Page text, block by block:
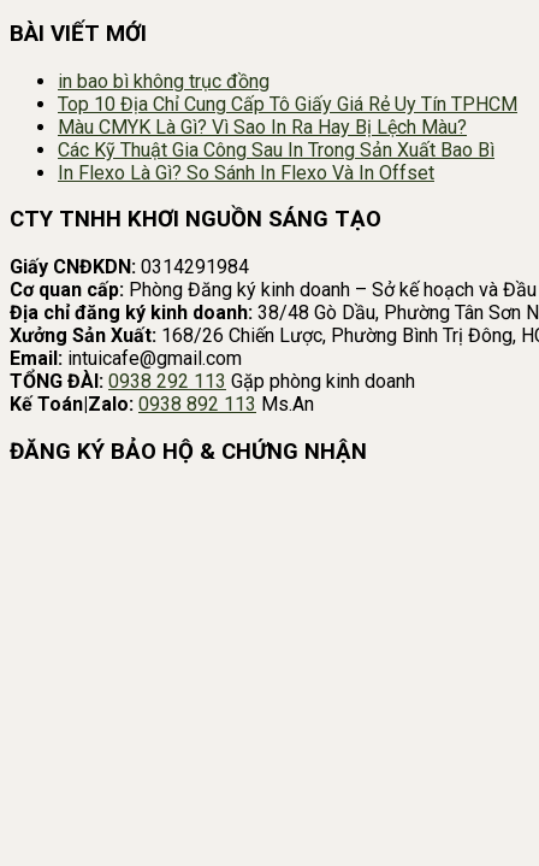
BÀI VIẾT MỚI
in bao bì không trục đồng
Top 10 Địa Chỉ Cung Cấp Tô Giấy Giá Rẻ Uy Tín TPHCM
Màu CMYK Là Gì? Vì Sao In Ra Hay Bị Lệch Màu?
Các Kỹ Thuật Gia Công Sau In Trong Sản Xuất Bao Bì
In Flexo Là Gì? So Sánh In Flexo Và In Offset
CTY TNHH KHƠI NGUỒN SÁNG TẠO
Giấy CNĐKDN: 0314291984
Cơ quan cấp: Phòng Đăng ký kinh doanh – Sở kế hoạch và
Địa chỉ đăng ký kinh doanh: 38/48 Gò Dầu, Phường Tân Sơn
Xưởng Sản Xuất: 168/26 Chiến Lược, Phường Bình Trị Đông,
Email: intuicafe@gmail.com
TỔNG ĐÀI: 0938 292 113 Gặp phòng kinh doanh
Kế Toán|Zalo: 0938 892 113 Ms.An
ĐĂNG KÝ BẢO HỘ & CHỨNG NHẬN